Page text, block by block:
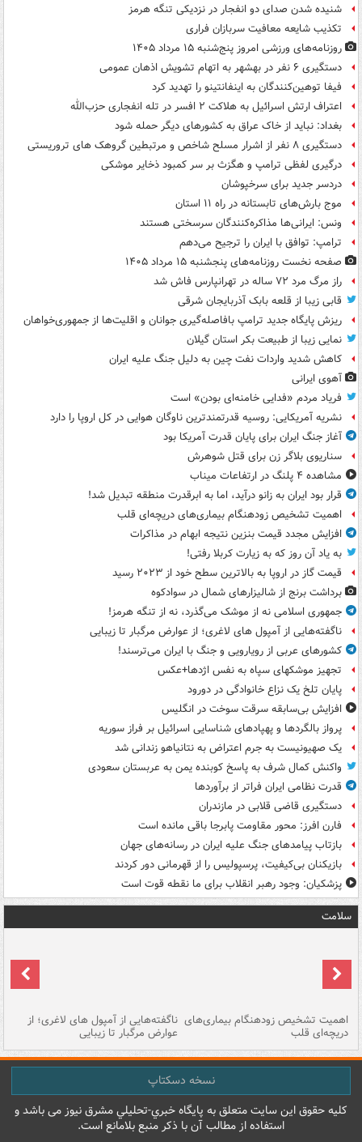
شنیده شدن صدای دو انفجار در نزدیکی تنگه هرمز
تکذیب شایعه معافیت سربازان فراری
روزنامه‌های ورزشی امروز پنج‌شنبه ۱۵ مرداد ۱۴۰۵
دستگیری ۶ نفر در بهشهر به اتهام تشویش اذهان عمومی
فیفا توهین‌کنندگان به اینفانتینو را تهدید کرد
اعتراف ارتش اسرائیل به هلاکت ۲ افسر در تله انفجاری حزب‌الله
بغداد: نباید از خاک عراق به کشورهای دیگر حمله شود
دستگیری ۸ نفر از اشرار مسلح شاخص و مرتبطین گروهک های تروریستی
درگیری لفظی ترامپ و هگزث بر سر کمبود ذخایر موشکی
دردسر جدید برای سرخپوشان
موج بارش‌های تابستانه در راه ۱۱ استان
ونس: ایرانی‌ها مذاکره‌کنندگان سرسختی هستند
ترامپ: توافق با ایران را ترجیح می‌دهم
صفحه نخست روزنامه‌های پنجشنبه ۱۵ مرداد ۱۴۰۵
راز مرگ مرد ۷۲ ساله در تهرانپارس فاش شد
قابی زیبا از قلعه بابک آذربایجان شرقی
ریزش پایگاه جدید ترامپ بافاصله‌گیری جوانان و اقلیت‌ها از جمهوری‌خواهان
نمایی زیبا از طبیعت بکر استان گیلان
کاهش شدید واردات نفت چین به دلیل جنگ علیه ایران
آهوی ایرانی
فریاد مردم «فدایی خامنه‌ای بودن» است
نشریه آمریکایی: روسیه قدرتمندترین ناوگان هوایی در کل اروپا را دارد
آغاز جنگ ایران برای پایان قدرت آمریکا بود
سناریوی بلاگر زن برای قتل شوهرش
مشاهده ۴ پلنگ در ارتفاعات میناب
قرار بود ایران به زانو درآید، اما به ابرقدرت منطقه تبدیل شد!
اهمیت تشخیص زودهنگام بیماری‌های دریچه‌ای قلب
افزایش مجدد قیمت بنزین نتیجه ابهام در مذاکرات
به یاد آن روز که به زیارت کربلا رفتی!
قیمت گاز در اروپا به بالاترین سطح خود از ۲۰۲۳ رسید
برداشت برنج از شالیزارهای شمال در سوادکوه
جمهوری اسلامی نه از موشک می‌گذرد، نه از تنگه هرمز!
ناگفته‌هایی از آمپول های لاغری؛ از عوارض مرگبار تا زیبایی
کشورهای عربی از رویارویی و جنگ با ایران می‌ترسند!
تجهیز موشکهای سپاه به نفس اژدها+عکس
پایان تلخ یک نزاع خانوادگی در دورود
افزایش بی‌سابقه سرقت سوخت در انگلیس
پرواز بالگردها و پهپادهای شناسایی اسرائیل بر فراز سوریه
یک صهیونیست به جرم اعتراض به نتانیاهو زندانی شد
واکنش کمال شرف به پاسخ کوبنده یمن به عربستان سعودی
قدرت نظامی ایران فراتر از برآوردها
دستگیری قاضی قلابی در مازندران
فارن افرز: محور مقاومت پابرجا باقی مانده است
بازتاب پیامدهای جنگ علیه ایران در رسانه‌های جهان
بازیکنان بی‌کیفیت، پرسپولیس را از قهرمانی دور کردند
پزشکیان: وجود رهبر انقلاب برای ما نقطه قوت است
سلامت
اهمیت تشخیص زودهنگام بیماری‌های
دریچه‌ای قلب
ناگفته‌هایی از آمپول های لاغری؛ از
عوارض مرگبار تا زیبایی
نسخه دسکتاپ
کليه حقوق اين سايت متعلق به پایگاه خبري-تحليلي مشرق نيوز می باشد و
استفاده از مطالب آن با ذکر منبع بلامانع است.